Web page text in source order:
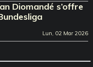
Diomandé s’offre
Lun, 02 Mar 2026